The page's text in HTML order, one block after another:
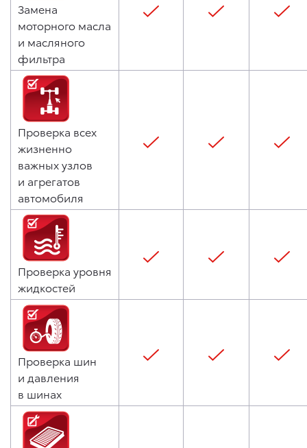
Замена
моторного масла
и масляного
фильтра
Проверка всех
жизненно
важных узлов
и агрегатов
автомобиля
Проверка уровня
жидкостей
Проверка шин
и давления
в шинах